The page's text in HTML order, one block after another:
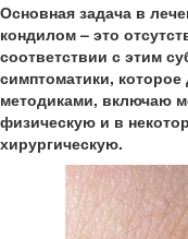
Основная задача в
кондилом – это
соответствии с этим
симптоматики,
методиками, включаю
физическую и в
хирургическую.